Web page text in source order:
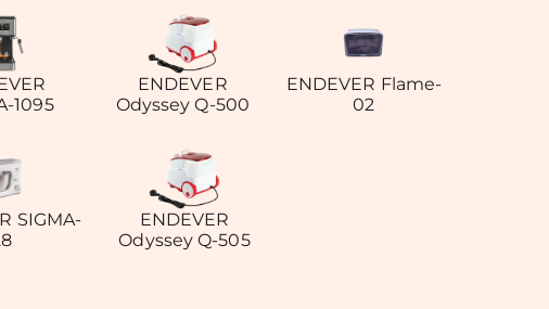
1095
ENDEVER
Odyssey Q-500
ENDEVER Flame-
02
SIGMA-
ENDEVER
Odyssey Q-505